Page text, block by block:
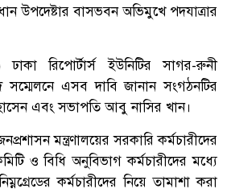
উপদেষ্টার বাসভবন অভিমুখে পদযাত্রার
রিপোর্টার্স ইউনিটির সাগর-রুনী
এসব দাবি জানান সংগঠনটির
এবং সভাপতি আবু নাসির খান।
মন্ত্রণালয়ের সরকারি কর্মচারীদের
ও বিধি অনুবিভাগ কর্মচারীদের মধ্যে
কর্মচারীদের নিয়ে তামাশা করা